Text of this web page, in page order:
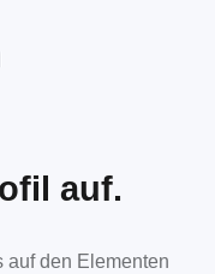
auf.
auf den Elementen